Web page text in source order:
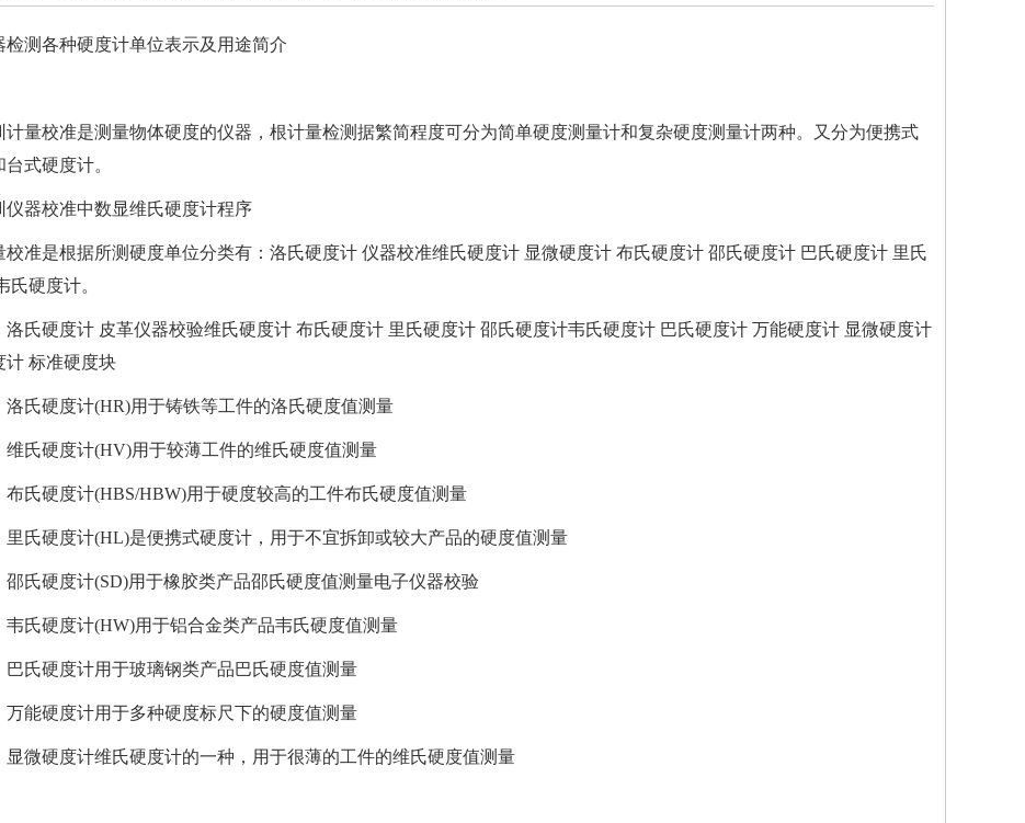
检测各种硬度计单位表示及用途简介
计量校准是测量物体硬度的仪器，根计量检测据繁简程度可分为简单硬度测量计和复杂硬度测量计两种。又分为便携式
式硬度计。
仪器校准中数显维氏硬度计程序
校准是根据所测硬度单位分类有：洛氏硬度计 仪器校准维氏硬度计 显微硬度计 布氏硬度计 邵氏硬度计 巴氏硬度计 里氏
氏硬度计。
氏硬度计 皮革仪器校验维氏硬度计 布氏硬度计 里氏硬度计 邵氏硬度计韦氏硬度计 巴氏硬度计 万能硬度计 显微硬度计
计 标准硬度块
硬度计(HR)用于铸铁等工件的洛氏硬度值测量
硬度计(HV)用于较薄工件的维氏硬度值测量
硬度计(HBS/HBW)用于硬度较高的工件布氏硬度值测量
硬度计(HL)是便携式硬度计，用于不宜拆卸或较大产品的硬度值测量
硬度计(SD)用于橡胶类产品邵氏硬度值测量电子仪器校验
硬度计(HW)用于铝合金类产品韦氏硬度值测量
硬度计用于玻璃钢类产品巴氏硬度值测量
硬度计用于多种硬度标尺下的硬度值测量
硬度计维氏硬度计的一种，用于很薄的工件的维氏硬度值测量